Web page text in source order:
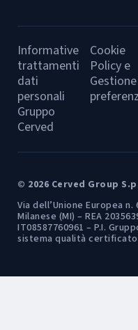
Informative
trattamenti
dati
personali
Gruppo
Cerved
Cookie
Policy e
Gestione
© 2026 Cerved Group
Via dell’Unione Europea
Milanese (MI) – REA
IT08587760961 – P.I.
sistema qualità certificato